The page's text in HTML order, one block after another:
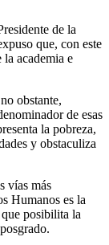
de la
que, con este
la academia e
obstante,
de esas
la pobreza,
y obstaculiza
vías más
Humanos es la
posibilita la